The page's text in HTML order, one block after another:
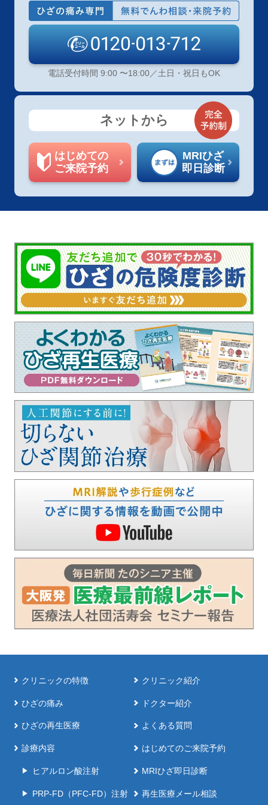
電話受付時間 9:00 〜18:00／土日・祝日もOK
ネットから
はじめての
ご来院予約
MRIひざ
即日診断
クリニックの特徴
ひざの痛み
ひざの再生医療
診療内容
ヒアルロン酸注射
PRP-FD（PFC-FD）注射
クリニック紹介
ドクター紹介
よくある質問
はじめてのご来院予約
MRIひざ即日診断
再生医療メール相談